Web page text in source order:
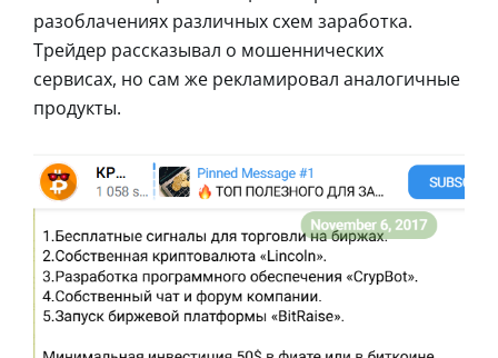
разоблачениях различных схем заработка.
Трейдер рассказывал о мошеннических
сервисах, но сам же рекламировал аналогичные
продукты.